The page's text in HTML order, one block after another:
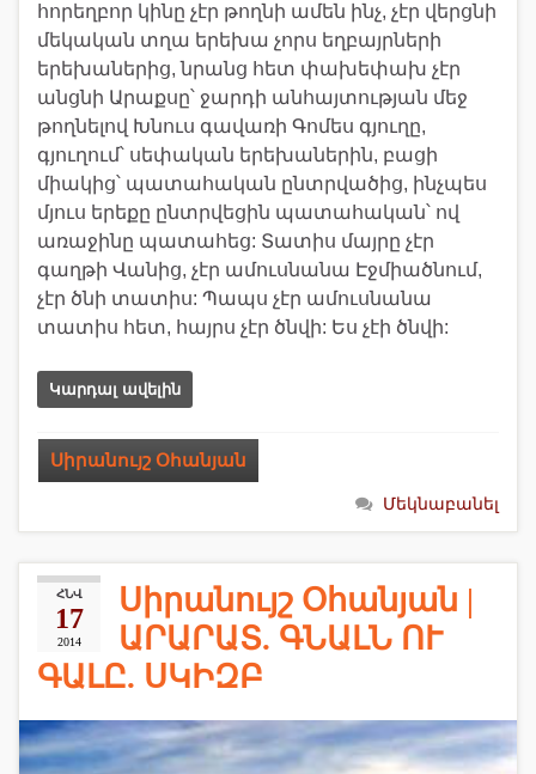
հորեղբոր կինը չէր թողնի ամեն ինչ, չէր վերցնի
մեկական տղա երեխա չորս եղբայրների
երեխաներից, նրանց հետ փախեփախ չէր
անցնի Արաքսը՝ ջարդի անհայտության մեջ
թողնելով Խնուս գավառի Գոմես գյուղը,
գյուղում՝ սեփական երեխաներին, բացի
միակից՝ պատահական ընտրվածից, ինչպես
մյուս երեքը ընտրվեցին պատահական՝ ով
առաջինը պատահեց: Տատիս մայրը չէր
գաղթի Վանից, չէր ամուսնանա Էջմիածնում,
չէր ծնի տատիս: Պապս չէր ամուսնանա
տատիս հետ, հայրս չէր ծնվի: Ես չէի ծնվի:
Կարդալ ավելին
Սիրանույշ Օհանյան
Մեկնաբանել
ՀՆՎ
17
2014
Սիրանույշ Օհանյան |
ԱՐԱՐԱՏ. ԳՆԱԼՆ ՈՒ
ԳԱԼԸ. ՍԿԻԶԲ